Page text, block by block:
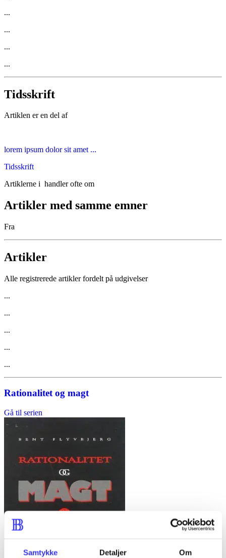
Samtykke Detaljer Om
...
...
...
...
Tidsskrift
Artiklen er en del af
lorem ipsum dolor sit amet ...
Tidsskrift
Artiklerne i handler ofte om
Artikler med samme emner
Fra
Artikler
Alle registrerede artikler fordelt på udgivelser
...
...
...
...
...
Rationalitet og magt
Gå til serien